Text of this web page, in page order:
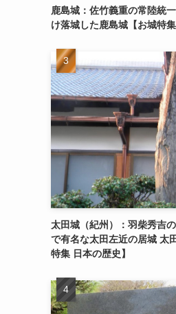
鹿島城：佐竹義重の常陸統
け落城した鹿島城【お城特集
太田城（紀州）：羽柴秀吉
で有名な太田左近の居城 太
特集 日本の歴史】